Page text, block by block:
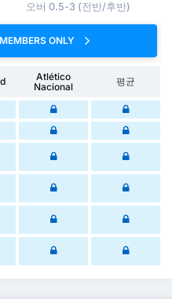
오버 0.5-3 (전반/후반)
ONLY
Atlético
Nacional
평균